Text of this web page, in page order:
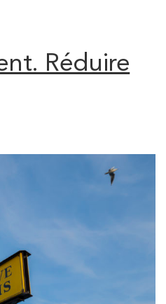
Réduire